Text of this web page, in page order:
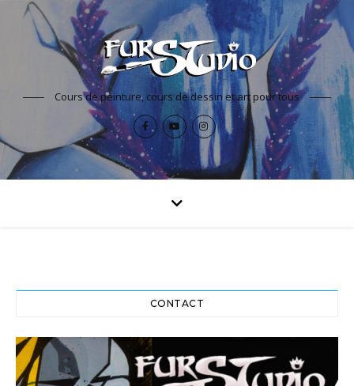
Cours de peinture, cours de dessin et art pour tous
CONTACT